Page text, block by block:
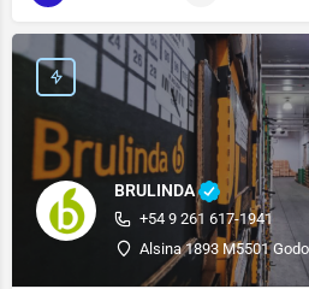
BRULINDA
+54 9 261 617-1941
Alsina 1893 M5501